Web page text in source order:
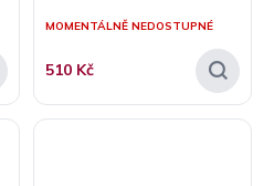
MOMENTÁLNĚ NEDOSTUPNÉ
510 Kč